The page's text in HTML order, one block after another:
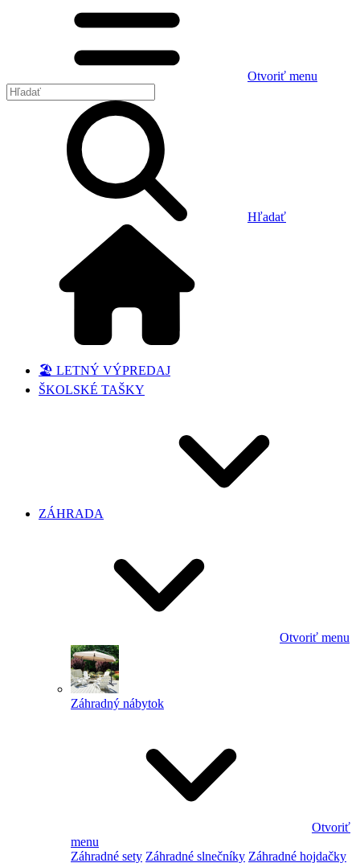
Otvoriť menu
Hľadať
🏖️ LETNÝ VÝPREDAJ
ŠKOLSKÉ TAŠKY
ZÁHRADA
Otvoriť menu
Záhradný nábytok
Otvoriť
menu
Záhradné sety Záhradné slnečníky Záhradné hojdačky